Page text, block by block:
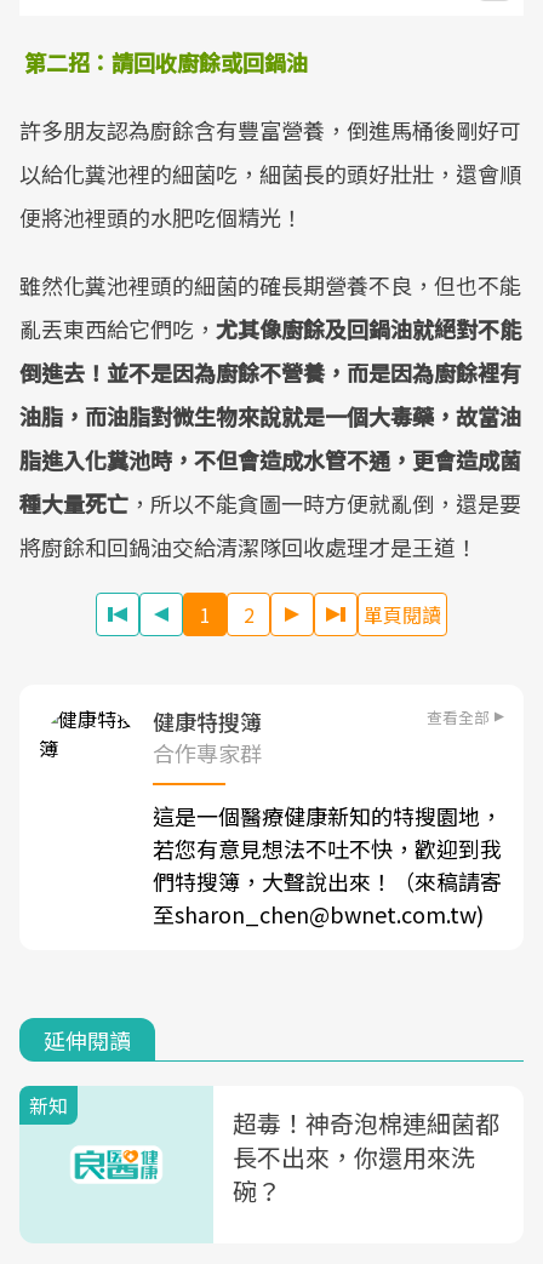
第二招：請回收廚餘或回鍋油
許多朋友認為廚餘含有豐富營養，倒進馬桶後剛好可
以給化糞池裡的細菌吃，細菌長的頭好壯壯，還會順
便將池裡頭的水肥吃個精光！
雖然化糞池裡頭的細菌的確長期營養不良，但也不能
亂丟東西給它們吃， 尤其像廚餘及回鍋油就絕對不能
倒進去！並不是因為廚餘不營養，而是因為廚餘裡有
油脂，而油脂對微生物來說就是一個大毒藥，故當油
脂進入化糞池時，不但會造成水管不通，更會造成菌
種大量死亡 ，所以不能貪圖一時方便就亂倒，還是要
將廚餘和回鍋油交給清潔隊回收處理才是王道！
1 2 單頁閱讀
健康特搜簿 查看全部
合作專家群
這是一個醫療健康新知的特搜園地，
若您有意見想法不吐不快，歡迎到我
們特搜簿，大聲說出來！（來稿請寄
至sharon_chen@bwnet.com.tw)
延伸閱讀
新知
超毒！神奇泡棉連細菌都
長不出來，你還用來洗
碗？